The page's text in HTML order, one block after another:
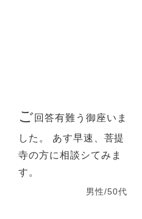
ご回答有難う御座いま
した。 あす早速、菩提
寺の方に相談シてみま
す。
男性/50代